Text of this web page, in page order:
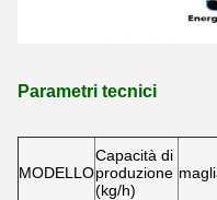
Parametri tecnici
MODELLO
Capacità di
produzione
(kg/h)